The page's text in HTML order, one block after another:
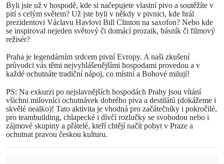
Byli jste už v hospodě, kde si načepujete vlastní pivo a soutěžíte v
pití s celým světem? Už jste byli v někdy v pivnici, kde hrál
prezidentovi Václavu Havlovi Bill Clinton na saxofon? Nebo kde
se inspiroval nejeden světový či domácí prozaik, básník či filmový
režisér?
Praha je legendárním srdcem pivní Evropy. A naši zkušení
průvodci vás těmi nejvyhlášenějšími hospodami provedou a v
každé ochutnáte tradiční nápoj, co místní a Bohové milují!
PS: Na exkurzi po nejslavnějších hospodách Prahy jsou vítání
všichni milovníci ochutnávek dobrého piva a destilátů (dokážeme i
skvělé nealko)! Tato aktivita je vhodná pro začátečníky i pokročilé,
pro teambuilding, chlapecké i dívčí rozlučky se svobodou nebo i
zájmové skupiny a přátelé, kteří chtějí načít pobyt v Praze a
ochutnat pravou českou kulturu.